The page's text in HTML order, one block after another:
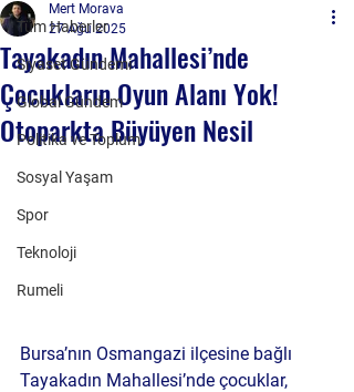
Tüm Haberler
Siyaset Gündemi
Global Gündem
Politika ve Toplum
Sosyal Yaşam
Spor
Teknoloji
Rumeli
Tayakadın Mahallesi’nde
Çocukların Oyun Alanı Yok!
Otoparkta Büyüyen Nesil
Mert Morava
27 Ağu 2025
Bursa’nın Osmangazi ilçesine bağlı
Tayakadın Mahallesi’nde çocuklar,